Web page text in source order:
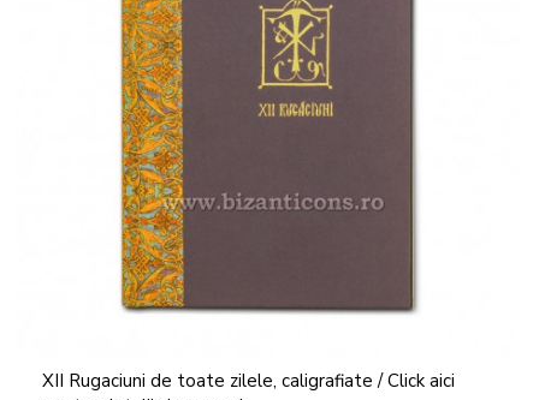
XII Rugaciuni de toate zilele, caligrafiate / Click aici